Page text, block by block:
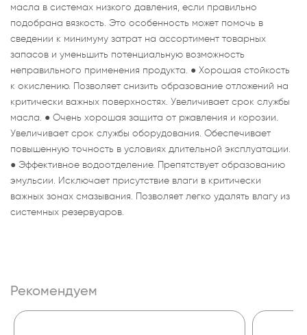
масла в системах низкого давления, если правильно
подобрана вязкость. Это особенность может помочь в
сведении к минимуму затрат на ассортимент товарных
запасов и уменьшить потенциальную возможность
неправильного применения продукта. ● Хорошая стойкость
к окислению. Позволяет снизить образование отложений на
критически важных поверхностях. Увеличивает срок службы
масла. ● Очень хорошая защита от ржавления и корозии.
Увеличивает срок службы оборудования. Обеспечивает
повышенную точность в условиях длительной эксплуатации.
● Эффективное водоотделение. Препятствует образованию
эмульсии. Исключает присутствие влаги в критически
важных зонах смазывания. Позволяет легко удалять влагу из
системных резервуаров.
Рекомендуем